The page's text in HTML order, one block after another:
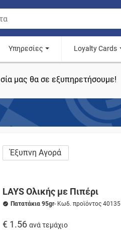
Υπηρεσίες Loyalty Cards
μας θα σε εξυπηρετήσουμε!
Έξυπνη Αγορά
LAYS Ολικής με Πιπέρι
Πατατάκια 95gr- Κωδ. προϊόντος 40135
€ 1.56 ανά τεμάχιο